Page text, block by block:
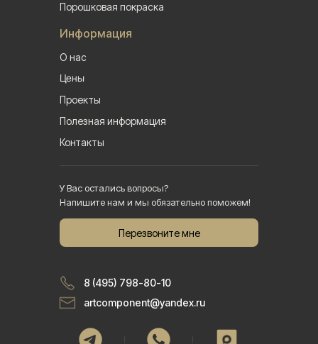
Порошковая покраска
Информация
О нас
Цены
Проекты
Полезная информация
Контакты
Перезвоните мне
У Вас остались вопросы?
Напишите нам и мы обязательно поможем!
8 (495) 798-80-10
artcomponent@yandex.ru